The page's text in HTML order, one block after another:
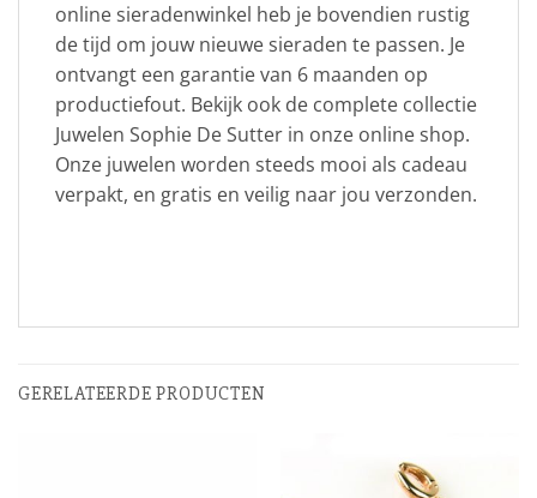
online sieradenwinkel heb je bovendien rustig
de tijd om jouw nieuwe sieraden te passen. Je
ontvangt een garantie van 6 maanden op
productiefout. Bekijk ook de complete collectie
Juwelen Sophie De Sutter in onze online shop.
Onze juwelen worden steeds mooi als cadeau
verpakt, en gratis en veilig naar jou verzonden.
GERELATEERDE PRODUCTEN